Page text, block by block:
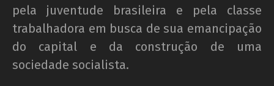
pela juventude brasileira e pela classe
trabalhadora em busca de sua emancipação
do capital e da construção de uma
sociedade socialista.